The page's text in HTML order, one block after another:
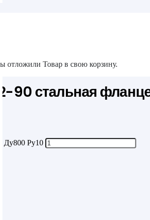
отложили Товар в свою корзину.
90 стальная
Ду800 Ру10